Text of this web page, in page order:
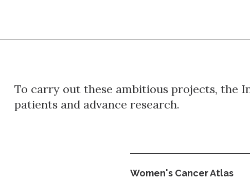
To carry out these ambitious projects, the
patients and advance research.
Women's Cancer Atlas